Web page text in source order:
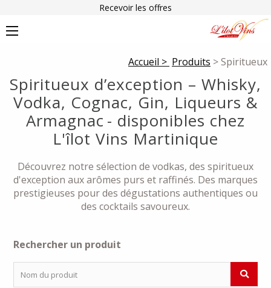
Recevoir les offres
Accueil > Produits > Spiritueux
Spiritueux d’exception – Whisky,
Vodka, Cognac, Gin, Liqueurs &
Armagnac - disponibles chez
L'îlot Vins Martinique
Découvrez notre sélection de vodkas, des spiritueux
d'exception aux arômes purs et raffinés. Des marques
prestigieuses pour des dégustations authentiques ou
des cocktails savoureux.
Rechercher un produit